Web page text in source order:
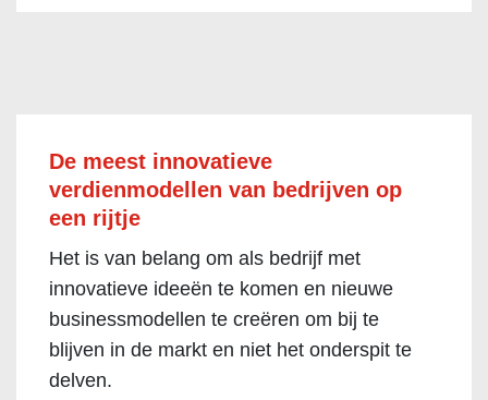
De meest innovatieve
verdienmodellen van bedrijven op
een rijtje
Het is van belang om als bedrijf met
innovatieve ideeën te komen en nieuwe
businessmodellen te creëren om bij te
blijven in de markt en niet het onderspit te
delven.